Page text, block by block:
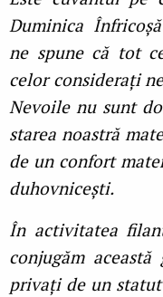
Duminica
ne spune că tot
celor considerați
Nevoile nu sunt
starea noastră
de un confort
duhovnicești.
În activitatea
conjugăm
privați de un